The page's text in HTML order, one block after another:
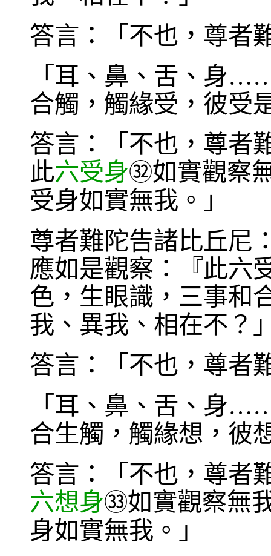
答言：「不也，尊者
「耳、鼻、舌、身
合觸，觸緣受，彼受
答言：「不也，尊者
此六受身㉜如實觀察
受身如實無我。」
尊者難陀告諸比丘尼
應如是觀察：『此六
色，生眼識，三事和
我、異我、相在不？
答言：「不也，尊者
「耳、鼻、舌、身
合生觸，觸緣想，彼
答言：「不也，尊者
六想身㉝如實觀察無
身如實無我。」